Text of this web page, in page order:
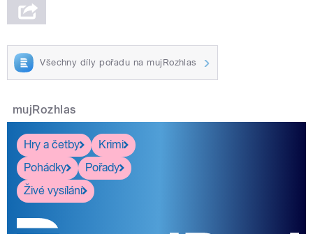
Všechny díly pořadu na mujRozhlas
mujRozhlas
Hry a četby
Krimi
Pohádky
Pořady
Živé vysílání